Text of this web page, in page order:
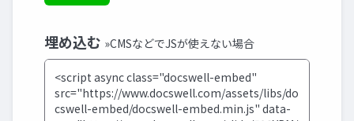
埋め込む »CMSなどでJSが使えない場合